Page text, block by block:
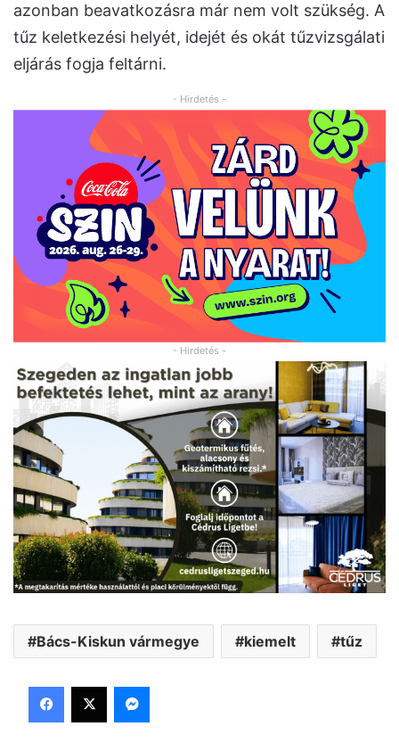
azonban beavatkozásra már nem volt szükség. A
tűz keletkezési helyét, idejét és okát tűzvizsgálati
eljárás fogja feltárni.
- Hirdetés -
- Hirdetés -
Bács-Kiskun vármegye kiemelt tűz
Facebook
X Messenger